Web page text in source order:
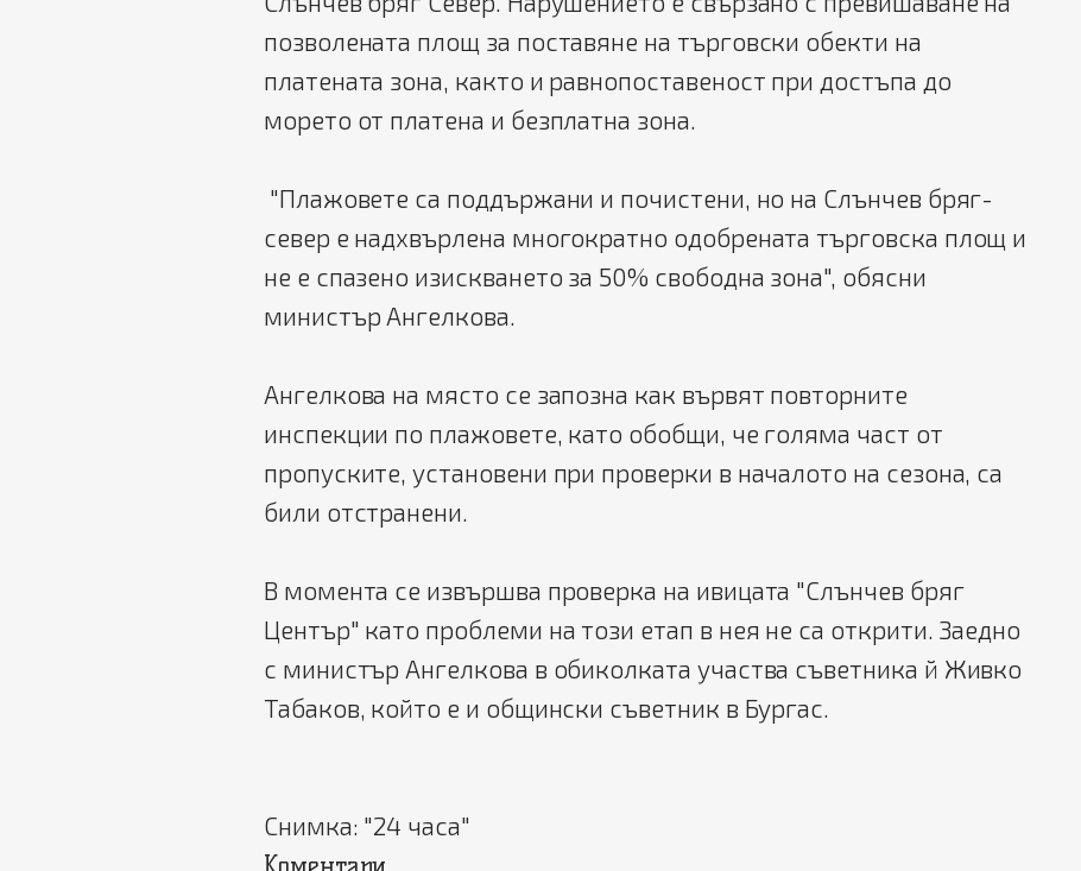
позволената площ за поставяне на търговски обекти на
платената зона, както и равнопоставеност при достъпа до
морето от платена и безплатна зона.
"Плажовете са поддържани и почистени, но на Слънчев бряг-
север е надхвърлена многократно одобрената търговска площ и
не е спазено изискването за 50% свободна зона", обясни
министър Ангелкова.
Ангелкова на място се запозна как вървят повторните
инспекции по плажовете, като обобщи, че голяма част от
пропуските, установени при проверки в началото на сезона, са
били отстранени.
В момента се извършва проверка на ивицата "Слънчев бряг
Център" като проблеми на този етап в нея не са открити. Заедно
с министър Ангелкова в обиколката участва съветника й Живко
Табаков, който е и общински съветник в Бургас.
Снимка: "24 часа"